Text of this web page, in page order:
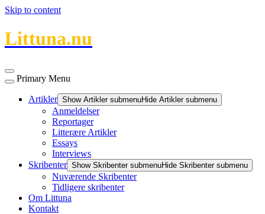
Skip to content
Littuna.nu
Primary Menu
Artikler Show Artikler submenuHide Artikler submenu
Anmeldelser
Reportager
Litterære Artikler
Essays
Interviews
Skribenter Show Skribenter submenuHide Skribenter submenu
Nuværende Skribenter
Tidligere skribenter
Om Littuna
Kontakt